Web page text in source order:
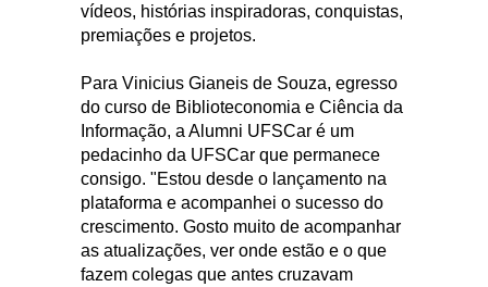
vídeos, histórias inspiradoras, conquistas,
premiações e projetos.
Para Vinicius Gianeis de Souza, egresso
do curso de Biblioteconomia e Ciência da
Informação, a Alumni UFSCar é um
pedacinho da UFSCar que permanece
consigo. "Estou desde o lançamento na
plataforma e acompanhei o sucesso do
crescimento. Gosto muito de acompanhar
as atualizações, ver onde estão e o que
fazem colegas que antes cruzavam